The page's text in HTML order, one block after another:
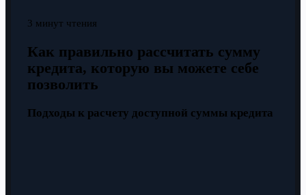
3 минут чтения
Как правильно рассчитать сумму
кредита, которую вы можете себе
позволить
Подходы к расчету доступной суммы кредита